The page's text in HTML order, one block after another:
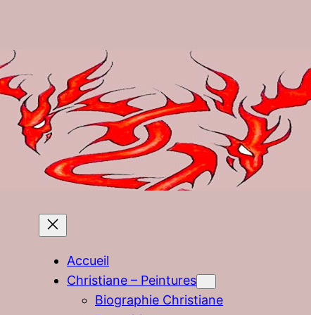
Accueil
Christiane – Peintures
Biographie Christiane